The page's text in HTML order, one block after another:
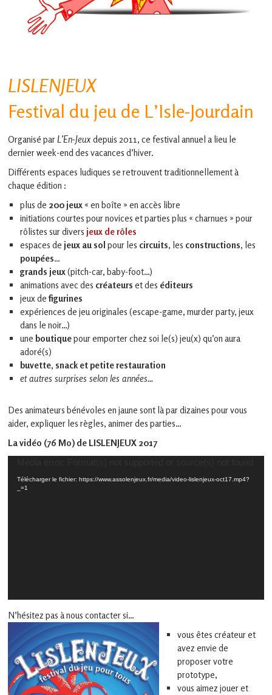
Gascogne
toulousaine
LISLENJEUX
Festival du jeu de L’Isle-Jourdain
Organisé parL’En-Jeuxdepuis 2011, ce festival annuel a lieu le
dernier week-end des vacances d’hiver.
Différents espaces ludiques se retrouvent traditionnellement à
chaque édition :
plus de 200 jeux « en boîte » en accès libre
initiations courtes pour novices et parties plus « charnues » pour
rôlistes sur divers jeux de rôles
espaces de jeux au sol pour les circuits, les constructions, les
poupées…
grands jeux(pitch-car, baby-foot…)
animations avec des créateurs et des éditeurs
jeux defigurines
expériences de jeu originales (escape-game, murder party, jeux
dans le noir…)
une boutiquepour emporter chez soi le(s) jeu(x) qu’on aura
adoré(s)
buvette, snack et petite restauration
et autres surprises selon les années…
Des animateurs bénévoles en jaune sont là par dizaines pour vous
aider, expliquer les règles, animer des parties…
La vidéo (76 Mo) de LISLENJEUX 2017
vidéo
Télécharger le fichier: https://www.assolenjeux.fr/media/video-lislenjeux-oct17.mp4?
_=1
N’hésitez pas à nous contacter si…
vous êtes créateur et
avez envie de
proposer votre
prototype,
vous aimez jouer et